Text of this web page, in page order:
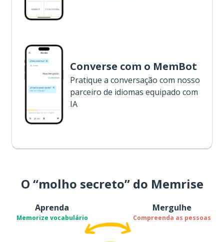
Converse com o MemBot
Pratique a conversação com nosso
parceiro de idiomas equipado com
IA
O “molho secreto” do Memrise
Aprenda
Memorize vocabulário
Mergulhe
Compreenda as pessoas